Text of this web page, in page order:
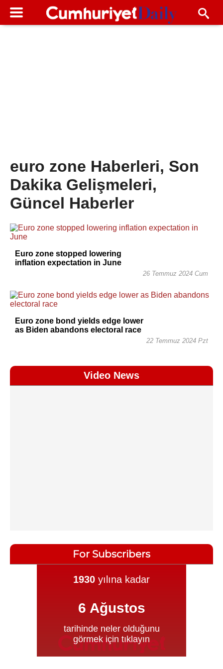
euro zone Haberleri, Son
Dakika Gelişmeleri,
Güncel Haberler
Euro zone stopped lowering
inflation expectation in June
26 Temmuz 2024 Cum
Euro zone bond yields edge lower
as Biden abandons electoral race
22 Temmuz 2024 Pzt
Video News